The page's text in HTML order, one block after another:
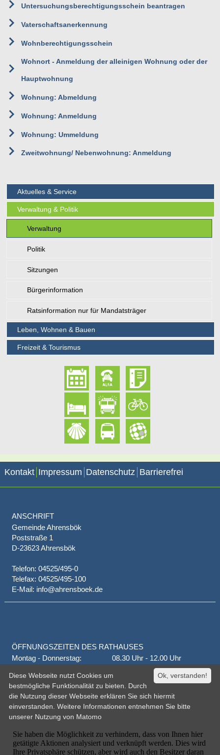
Untersuchungsberechtigungsschein beantragen
Vaterschaftsanerkennung
Wohnberechtigungsschein
Wohnort - Anmeldung der alleinigen Wohnung oder der
Hauptwohnung
Wohnung: Abmeldung
Wohnung: Anmeldung
Wohnung: Ummeldung
Zweitwohnung/ Nebenwohnung: Anmeldung
Aktuelles & Service
Verwaltung & Politik
Verwaltung
Politik
Sitzungen
Bürgerinformation
Ratsinformation nur für Mandatsträger
Leben, Wohnen & Bauen
Freizeit & Tourismus
Kontakt Impressum Datenschutz Barrierefrei
ANSCHRIFT
Gemeinde Ahrensbök
Poststraße 1
D-23623 Ahrensbök
Telefon: 04525/495-0
Telefax: 04525/495-100
E-Mail: info@ahrensboek.de
ÖFFNUNGSZEITEN DES RATHAUSES
Montag - Donnerstag:
08.30 Uhr - 12.00 Uhr
14.00 Uhr - 18.00 Uhr
jeden 1. und 3. Montag
16.00 Uhr - 18.00 Uhr
Freitag
geschlossen
oder nach Vereinbarung
Ok, verstanden!
Diese Webseite nutzt Cookies um
bestmögliche Funktionalität zu bieten. Durch
die Nutzung dieser Webseite erklären Sie sich hiermit
einverstanden. Weitere Informationen entnehmen Sie bitte
unserer Nutzung von Matomo